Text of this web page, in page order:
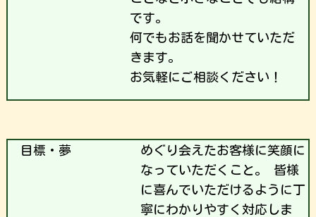
です。
何でもお話を聞かせていただ
きます。
お気軽にご相談ください！
目標・夢
めぐり会えたお客様に笑顔に
なっていただくこと。 皆様
に喜んでいただけるように丁
寧にわかりやすく対応しま